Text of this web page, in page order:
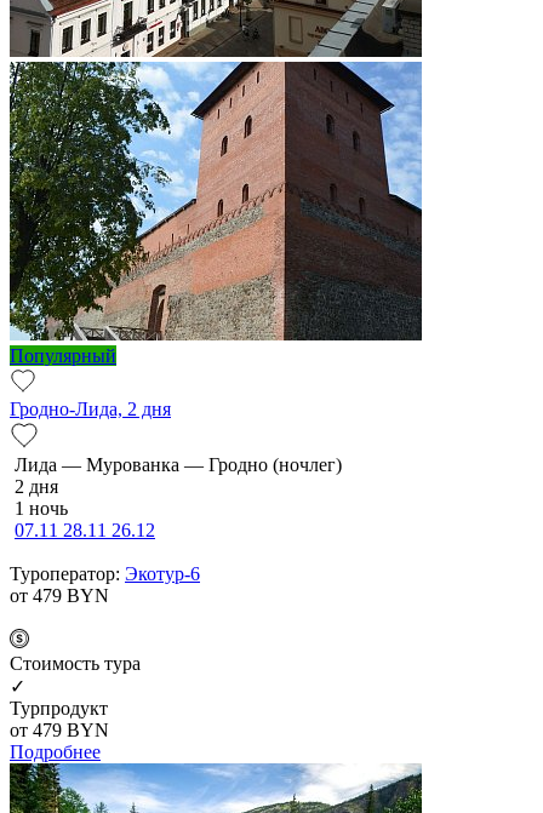
Популярный
Гродно-Лида, 2 дня
Ли­да — Мурованка — Грод­но (ночлег)
2 дня
1 ночь
07.11 28.11 26.12
Туроператор: Экотур-6
от 479 BYN
Cтоимость тура
✓
Турпродукт
от 479 BYN
Подробнее